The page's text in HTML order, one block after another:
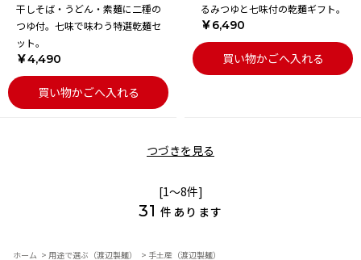
干しそば・うどん・素麺に二種の
つゆ付。七味で味わう特選乾麺セ
ット。
￥4,490
買い物かごへ入れる
るみつゆと七味付の乾麺ギフト。
￥6,490
買い物かごへ入れる
つづきを見る
[1～8件]
31 件あります
ホーム > 用途で選ぶ（渡辺製麺） > 手土産（渡辺製麺）